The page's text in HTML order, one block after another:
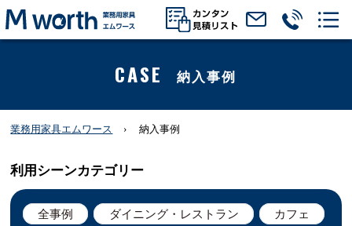
CASE 納入事例
業務用家具エムワース 納入事例
利用シーンカテゴリー
全事例 ダイニング・レストラン
カフェ